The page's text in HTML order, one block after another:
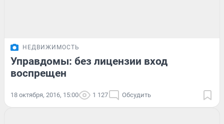
НЕДВИЖИМОСТЬ
Управдомы: без лицензии вход
воспрещен
18 октября, 2016, 15:00 1 127 Обсудить